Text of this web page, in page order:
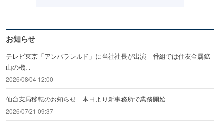
お知らせ
テレビ東京「アンパラレルド」に当社社長が出演 番組では住友金属鉱
山の機...
2026/08/04 12:00
仙台支局移転のお知らせ 本日より新事務所で業務開始
2026/07/21 09:37